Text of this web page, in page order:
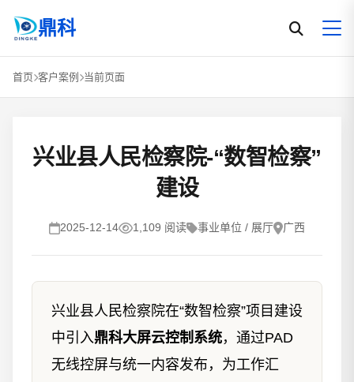
鼎科
首页 客户案例 当前页面
兴业县人民检察院-“数智检察”
建设
2025-12-14 1,109 阅读 事业单位 / 展厅 广西
兴业县人民检察院在“数智检察”项目建设
中引入鼎科大屏云控制系统，通过PAD
无线控屏与统一内容发布，为工作汇